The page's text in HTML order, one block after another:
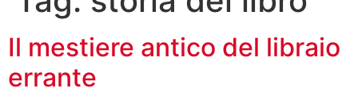
Il mestiere antico del libraio
errante